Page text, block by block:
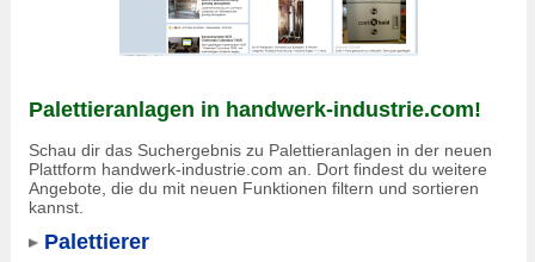
Palettieranlagen in handwerk-industrie.com!
Schau dir das Suchergebnis zu Palettieranlagen in der neuen
Plattform handwerk-industrie.com an. Dort findest du weitere
Angebote, die du mit neuen Funktionen filtern und sortieren
kannst.
Palettierer